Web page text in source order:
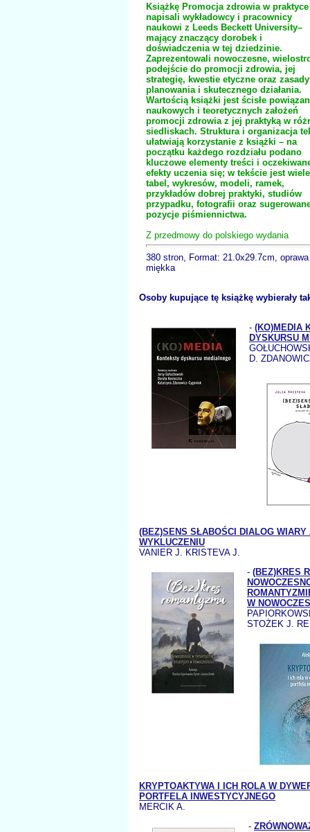
Książkę Promocja zdrowia w praktyce
napisali wykładowcy i pracownicy
naukowi z Leeds Beckett University–
mający znaczący dorobek i
doświadczenia w tej dziedzinie.
Zaprezentowali nowoczesne,
podejście do promocji zdrowia, jej
strategię, kwestie etyczne oraz zasady
planowania i skutecznego działania.
Wartością książki jest ścisłe
naukowych i teoretycznych założeń
promocji zdrowia z jej praktyką w
siedliskach. Struktura i organizacja
ułatwiają korzystanie z książki – na
początku każdego rozdziału podano
kluczowe elementy treści i
efekty uczenia się; w tekście jest wiele
tabel, wykresów, modeli, ramek,
przykładów dobrej praktyki, studiów
przypadku, fotografii oraz
pozycje piśmiennictwa.
Z przedmowy do polskiego wydania
380 stron, Format: 21.0x29.7cm, oprawa
miękka
Osoby kupujące tę książkę wybierały
- (KO)MEDIA
DYSKURSU
D.
(BEZ)SENS SŁABOŚCI DIALOG WIARY
WYKLUCZENIU
VANIER J. KRISTEVA J.
- (BEZ)KRES
W
STOŻEK J.
KRYPTOAKTYWA I ICH ROLA W
PORTFELA INWESTYCYJNEGO
MERCIK A.
-